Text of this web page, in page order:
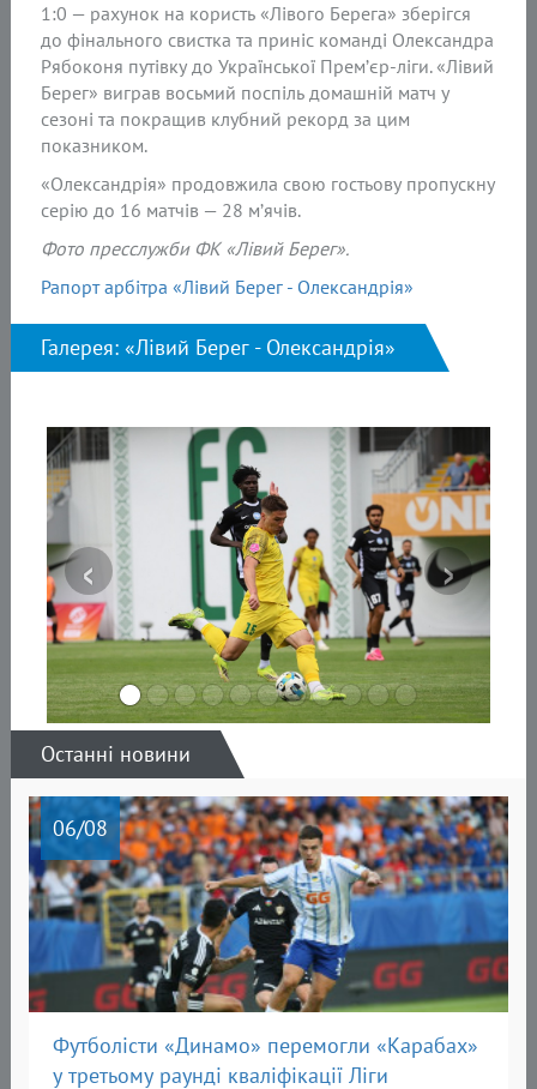
1:0 — рахунок на користь «Лівого Берега» зберігся
до фінального свистка та приніс команді Олександра
Рябоконя путівку до Української Прем’єр-ліги. «Лівий
Берег» виграв восьмий поспіль домашній матч у
сезоні та покращив клубний рекорд за цим
показником.
«Олександрія» продовжила свою гостьову пропускну
серію до 16 матчів — 28 м’ячів.
Фото пресслужби ФК «Лівий Берег».
Рапорт арбітра «Лівий Берег - Олександрія»
Галерея: «Лівий Берег - Олександрія»
‹ ›
Останні новини
06/08
Футболісти «Динамо» перемогли «Карабах»
у третьому раунді кваліфікації Ліги